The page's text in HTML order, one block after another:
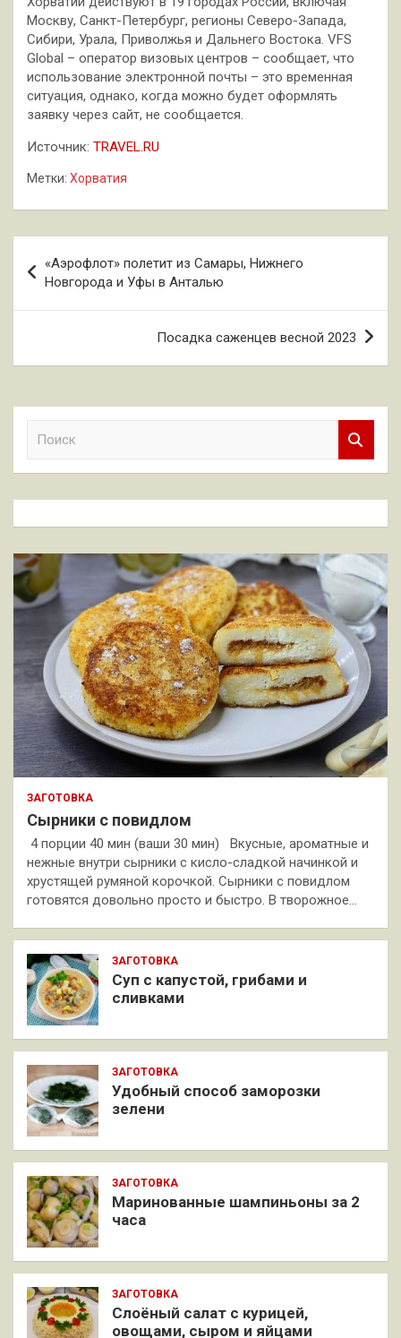
Москву, Санкт-Петербург, регионы Северо-Запада,
Сибири, Урала, Приволжья и Дальнего Востока. VFS
Global – оператор визовых центров – сообщает, что
использование электронной почты – это временная
ситуация, однако, когда можно будет оформлять
заявку через сайт, не сообщается.
Источник: TRAVEL.RU
Метки: Хорватия
по
записям
«Аэрофлот» полетит из Самары, Нижнего
Новгорода и Уфы в Анталью
Посадка саженцев весной 2023
к
ЗАГОТОВКА
Сырники с повидлом
4 порции 40 мин (ваши 30 мин) Вкусные, ароматные и
нежные внутри сырники с кисло-сладкой начинкой и
хрустящей румяной корочкой. Сырники с повидлом
готовятся довольно просто и быстро. В творожное…
ЗАГОТОВКА
Суп с капустой, грибами и
сливками
ЗАГОТОВКА
Удобный способ заморозки
зелени
ЗАГОТОВКА
Маринованные шампиньоны за 2
часа
ЗАГОТОВКА
Слоёный салат с курицей,
овощами, сыром и яйцами